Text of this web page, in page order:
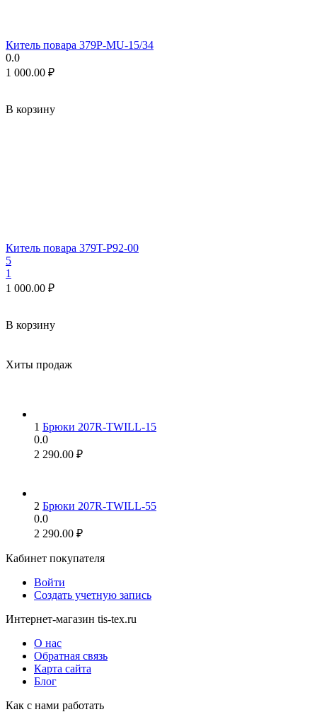
Китель повара 379P-MU-15/34
0.0
1 000.00 ₽
В корзину
Китель повара 379T-P92-00
5
1
1 000.00 ₽
В корзину
Хиты продаж
1 Брюки 207R-TWILL-15
0.0
2 290.00 ₽
2 Брюки 207R-TWILL-55
0.0
2 290.00 ₽
Кабинет покупателя
Войти
Создать учетную запись
Интернет-магазин tis-tex.ru
О нас
Обратная связь
Карта сайта
Блог
Как с нами работать